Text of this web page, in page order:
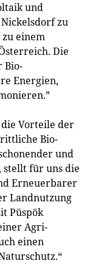
und
zu
einem
Die
Bio-
Energien,
Vorteile der
Bio-
und
für uns die
Erneuerbarer
Landnutzung
Püspök
Agri-
einen